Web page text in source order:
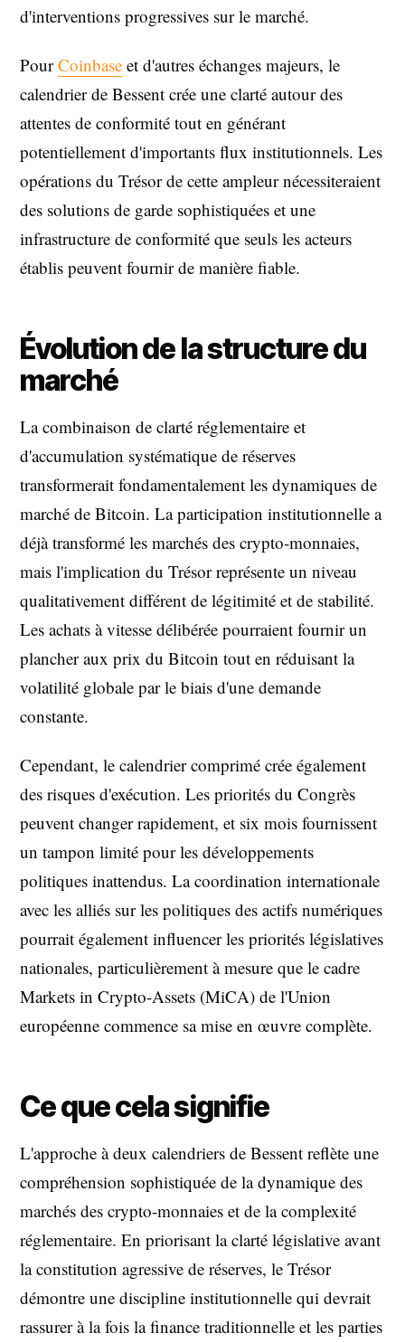
d'interventions progressives sur le marché.
PourCoinbase et d'autres échanges majeurs, le
calendrier de Bessent crée une clarté autour des
attentes de conformité tout en générant
potentiellement d'importants flux institutionnels. Les
opérations du Trésor de cette ampleur nécessiteraient
des solutions de garde sophistiquées et une
infrastructure de conformité que seuls les acteurs
établis peuvent fournir de manière fiable.
Évolution de la structure du
marché
La combinaison de clarté réglementaire et
d'accumulation systématique de réserves
transformerait fondamentalement les dynamiques de
marché de Bitcoin. La participation institutionnelle a
déjà transformé les marchés des crypto-monnaies,
mais l'implication du Trésor représente un niveau
qualitativement différent de légitimité et de stabilité.
Les achats à vitesse délibérée pourraient fournir un
plancher aux prix du Bitcoin tout en réduisant la
volatilité globale par le biais d'une demande
constante.
Cependant, le calendrier comprimé crée également
des risques d'exécution. Les priorités du Congrès
peuvent changer rapidement, et six mois fournissent
un tampon limité pour les développements
politiques inattendus. La coordination internationale
avec les alliés sur les politiques des actifs numériques
pourrait également influencer les priorités législatives
nationales, particulièrement à mesure que le cadre
Markets in Crypto-Assets (MiCA) de l'Union
européenne commence sa mise en œuvre complète.
Ce que cela signifie
L'approche à deux calendriers de Bessent reflète une
compréhension sophistiquée de la dynamique des
marchés des crypto-monnaies et de la complexité
réglementaire. En priorisant la clarté législative avant
la constitution agressive de réserves, le Trésor
démontre une discipline institutionnelle qui devrait
rassurer à la fois la finance traditionnelle et les parties